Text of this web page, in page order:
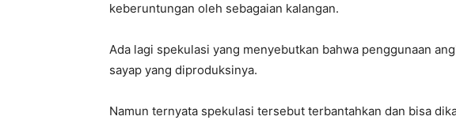
keberuntungan oleh sebagaian kalangan.
Ada lagi spekulasi yang menyebutkan bahwa penggunaan
sayap yang diproduksinya.
Namun ternyata spekulasi tersebut terbantahkan dan bisa